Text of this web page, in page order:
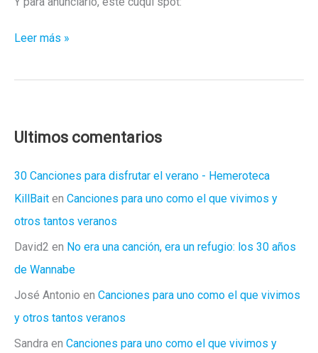
Jeff
en
Guggenheim
Leer más »
Ultimos comentarios
30 Canciones para disfrutar el verano - Hemeroteca
KillBait en Canciones para uno como el que vivimos y
otros tantos veranos
David2 en No era una canción, era un refugio: los 30 años
de Wannabe
José Antonio en Canciones para uno como el que vivimos
y otros tantos veranos
Sandra en Canciones para uno como el que vivimos y